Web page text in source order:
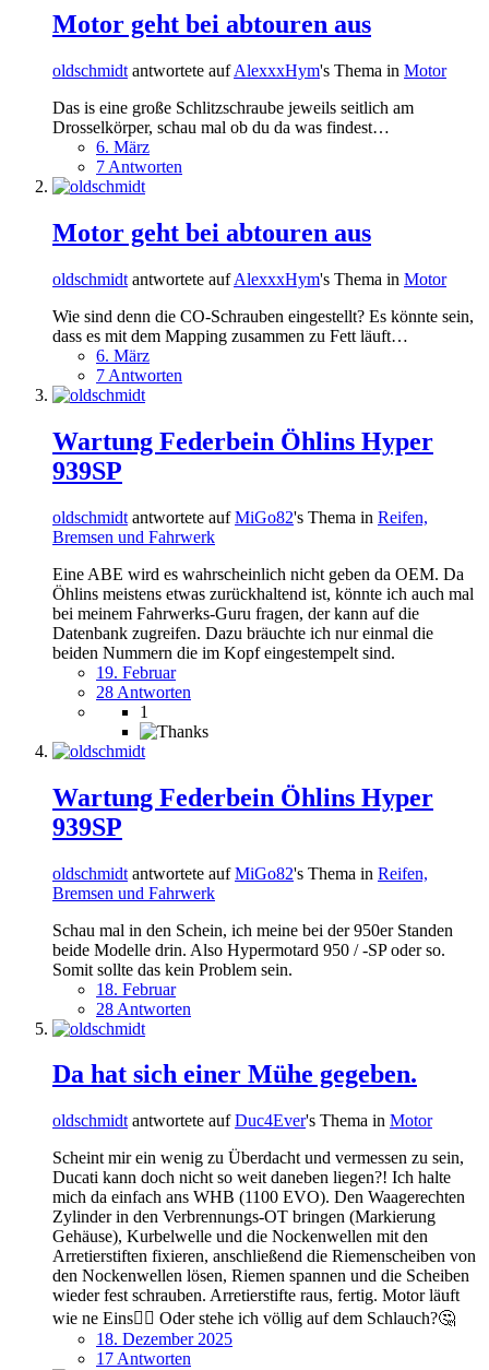
Motor geht bei abtouren aus
oldschmidt antwortete aufAlexxxHym's Thema in Motor
Das is eine große Schlitzschraube jeweils seitlich am
Drosselkörper, schau mal ob du da was findest…
6. März
7 Antworten
Motor geht bei abtouren aus
oldschmidt antwortete aufAlexxxHym's Thema in Motor
Wie sind denn die CO-Schrauben eingestellt? Es könnte sein,
dass es mit dem Mapping zusammen zu Fett läuft…
6. März
7 Antworten
Wartung Federbein Öhlins Hyper
939SP
oldschmidt antwortete aufMiGo82's Thema in Reifen,
Bremsen und Fahrwerk
Eine ABE wird es wahrscheinlich nicht geben da OEM. Da
Öhlins meistens etwas zurückhaltend ist, könnte ich auch mal
bei meinem Fahrwerks-Guru fragen, der kann auf die
Datenbank zugreifen. Dazu bräuchte ich nur einmal die
beiden Nummern die im Kopf eingestempelt sind.
19. Februar
28 Antworten
1
Wartung Federbein Öhlins Hyper
939SP
oldschmidt antwortete aufMiGo82's Thema in Reifen,
Bremsen und Fahrwerk
Schau mal in den Schein, ich meine bei der 950er Standen
beide Modelle drin. Also Hypermotard 950 / -SP oder so.
Somit sollte das kein Problem sein.
18. Februar
28 Antworten
Da hat sich einer Mühe gegeben.
oldschmidt antwortete aufDuc4Ever's Thema in Motor
Scheint mir ein wenig zu Überdacht und vermessen zu sein,
Ducati kann doch nicht so weit daneben liegen?! Ich halte
mich da einfach ans WHB (1100 EVO). Den Waagerechten
Zylinder in den Verbrennungs-OT bringen (Markierung
Gehäuse), Kurbelwelle und die Nockenwellen mit den
Arretierstiften fixieren, anschließend die Riemenscheiben von
den Nockenwellen lösen, Riemen spannen und die Scheiben
wieder fest schrauben. Arretierstifte raus, fertig. Motor läuft
wie ne Eins🤷‍♂️ Oder stehe ich völlig auf dem Schlauch?🤔
18. Dezember 2025
17 Antworten